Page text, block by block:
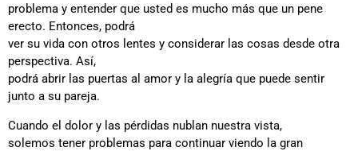
problema y entender que usted es mucho más que un pene
erecto. Entonces, podrá
ver su vida con otros lentes y considerar las cosas desde otra
perspectiva. Así,
podrá abrir las puertas al amor y la alegría que puede sentir
junto a su pareja.
Cuando el dolor y las pérdidas nublan nuestra vista,
solemos tener problemas para continuar viendo la gran